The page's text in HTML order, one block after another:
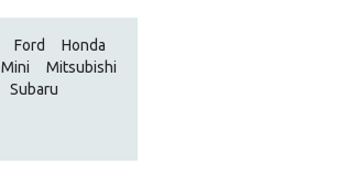
Ford
Honda
Mini
Mitsubishi
Subaru